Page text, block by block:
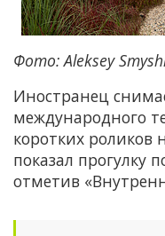
Фото: Aleksey
Иностранец
международного
коротких роликов
показал прогулку
отметив